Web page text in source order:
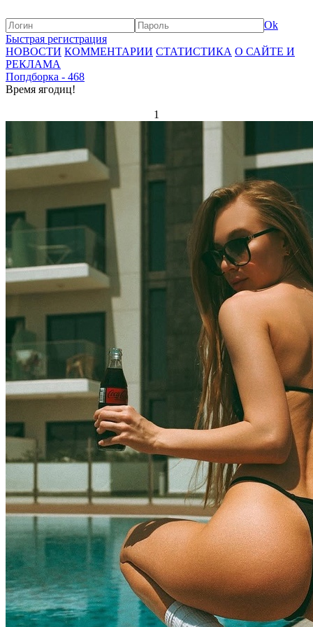
Ok
Быстрая регистрация
НОВОСТИ КОММЕНТАРИИ СТАТИСТИКА О САЙТЕ И
РЕКЛАМА
Попдборка - 468
Время ягодиц!
1